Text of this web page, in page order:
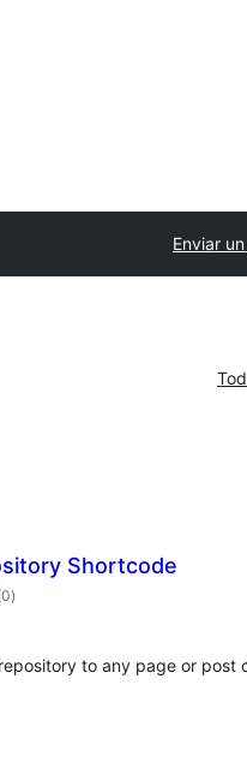
Enviar
Shortcode
valoracións
totais
)
to any page or post